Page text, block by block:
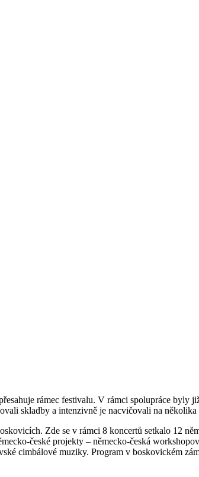
rámec festivalu. V rámci spolupráce byly
skladby a intenzivně je nacvičovali na několika
Zde se v rámci 8 koncertů setkalo 12
české projekty ‒ německo-česká
cimbálové muziky. Program v boskovickém